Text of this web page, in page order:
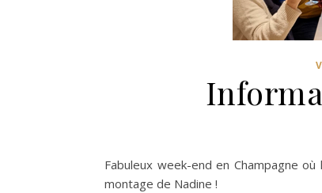
Fabuleux week-end en Champagne
montage de Nadine !